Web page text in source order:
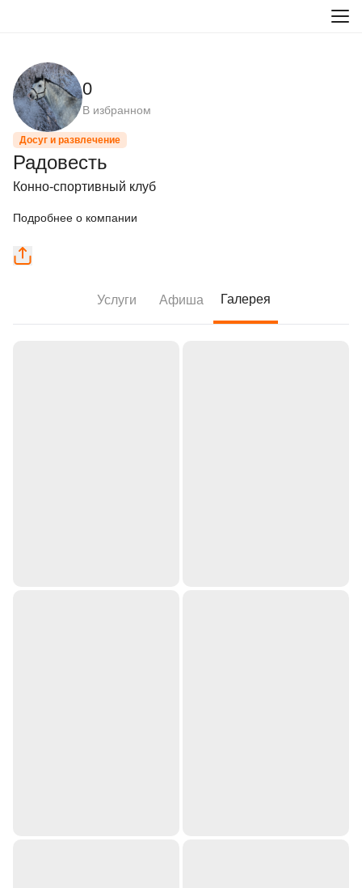
0
В избранном
Досуг и развлечение
Радовесть
Конно-спортивный клуб
Подробнее о компании
Услуги Афиша Галерея